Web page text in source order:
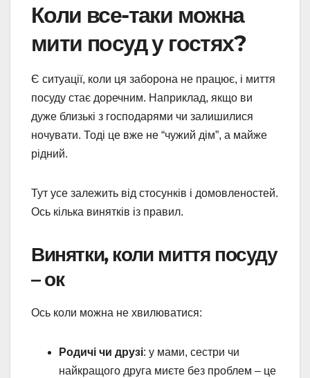
Коли все-таки можна
мити посуд у гостях?
Є ситуації, коли ця заборона не працює, і миття
посуду стає доречним. Наприклад, якщо ви
дуже близькі з господарями чи залишилися
ночувати. Тоді це вже не “чужий дім”, а майже
рідний.
Тут усе залежить від стосунків і домовленостей.
Ось кілька винятків із правил.
Винятки, коли миття посуду
– ок
Ось коли можна не хвилюватися:
Родичі чи друзі: у мами, сестри чи
найкращого друга миєте без проблем – це